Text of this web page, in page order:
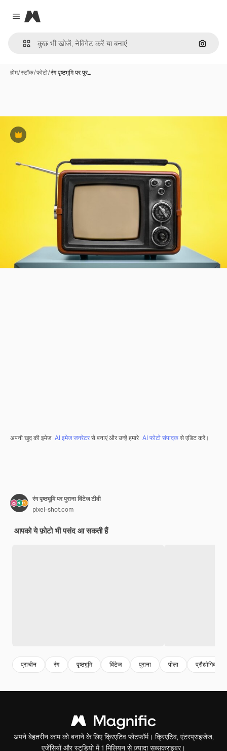
Close menu
Magnific
इमेज से
होम/स्टॉक/फोटो/रंग पृष्ठभूमि पर पुर…
Premium
अपनी खुद की इमेज AI इमेज जनरेटरसे बनाएं और उन्हें हमारे AI फोटो संपादकसे एडिट करें।
रंग पृष्ठभूमि पर पुराना विंटेज टीवी
pixel-shot.com
आपको ये फ़ोटो भी पसंद आ सकती हैं
प्राचीन रंग पृष्ठभूमि विंटेज पुराना पीला प्रौद्योगिकी
अपने बेहतरीन काम को बनाने के लिए क्रिएटिव प्लेटफॉर्म। क्रिएटिव, एंटरप्राइजेज,
एजेंसियों और स्टूडियो में 1 मिलियन से ज़्यादा सब्सक्राइबर।